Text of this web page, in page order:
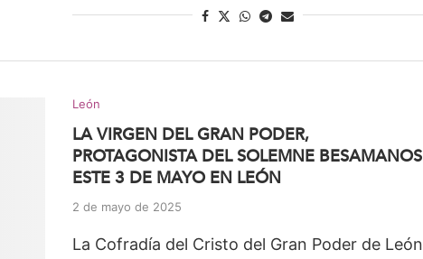
León
LA VIRGEN DEL GRAN PODER,
PROTAGONISTA DEL SOLEMNE BESAMANOS
ESTE 3 DE MAYO EN LEÓN
2 de mayo de 2025
La Cofradía del Cristo del Gran Poder de León